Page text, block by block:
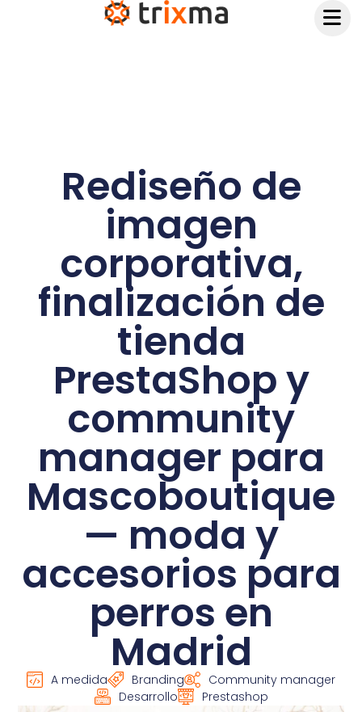
Rediseño de
imagen
corporativa,
finalización de
tienda
PrestaShop y
community
manager para
Mascoboutique
— moda y
accesorios para
perros en
Madrid
A medida Branding
Community manager
Desarrollo
Prestashop